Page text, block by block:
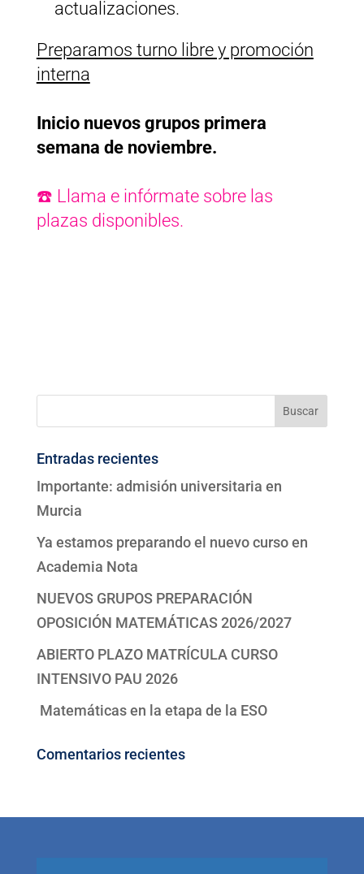
actualizaciones.
Preparamos turno libre y promoción
interna
Inicio nuevos grupos primera
semana de noviembre.
☎️ Llama e infórmate sobre las
plazas disponibles.
Entradas recientes
Importante: admisión universitaria en
Murcia
Ya estamos preparando el nuevo curso en
Academia Nota
NUEVOS GRUPOS PREPARACIÓN
OPOSICIÓN MATEMÁTICAS 2026/2027
ABIERTO PLAZO MATRÍCULA CURSO
INTENSIVO PAU 2026
Matemáticas en la etapa de la ESO
Comentarios recientes